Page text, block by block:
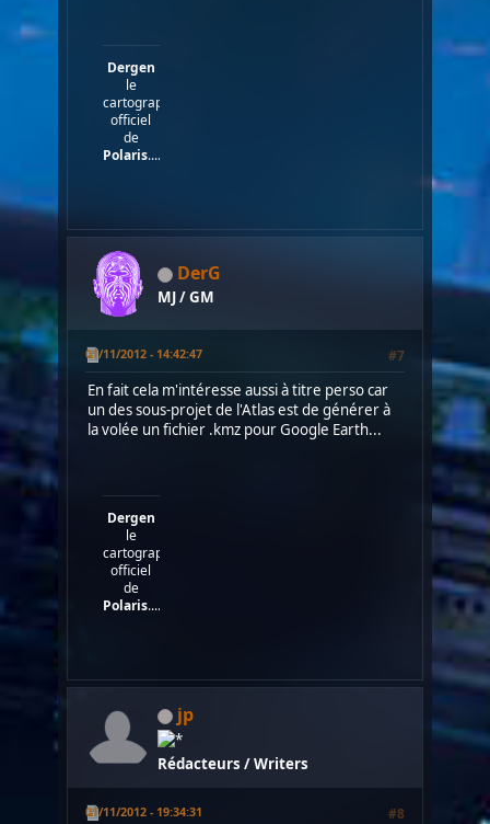
Dergen
le
cartographe
officiel
de
Polaris....
DerG
MJ / GM
01/11/2012 - 14:42:47 #7
En fait cela m'intéresse aussi à titre perso car
un des sous-projet de l'Atlas est de générer à
la volée un fichier .kmz pour Google Earth...
Dergen
le
cartographe
officiel
de
Polaris....
jp
Rédacteurs / Writers
01/11/2012 - 19:34:31 #8